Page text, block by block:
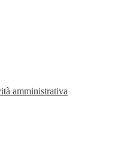
amministrativa